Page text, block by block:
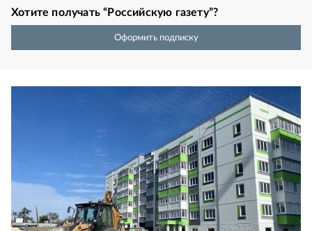
Хотите получать “Российскую газету”?
Оформить подписку